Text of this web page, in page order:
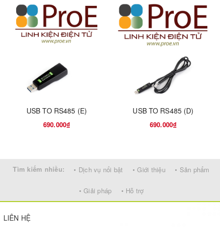
W5500 enables users to have the Internet connectivity in their
applications just by using the single chip in which TCP/IP stack, 10
/ 100 Ethernet MAC and PHY embedded. Supports 8 independent
The W5500 Ethernet module has a standard RJ-45 connection.
Support 3.3V and 5V input voltage and logic level from SPI.
Work with All AVR(Arduino) STM, ARM boards.
USB TO RS485 (E)
690.000₫
USB TO RS485 (D)
690.000₫
Tìm kiếm nhiều: • Dịch vụ nổi bật • Giới thiệu • Sản phẩm
• Giải pháp • Hỗ trợ
LIÊN HỆ